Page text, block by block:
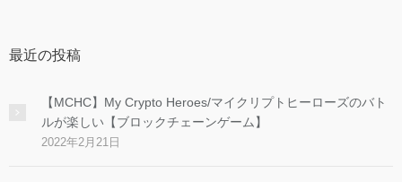
最近の投稿
【MCHC】My Crypto Heroes/マイクリプトヒーローズのバト
ルが楽しい【ブロックチェーンゲーム】
2022年2月21日